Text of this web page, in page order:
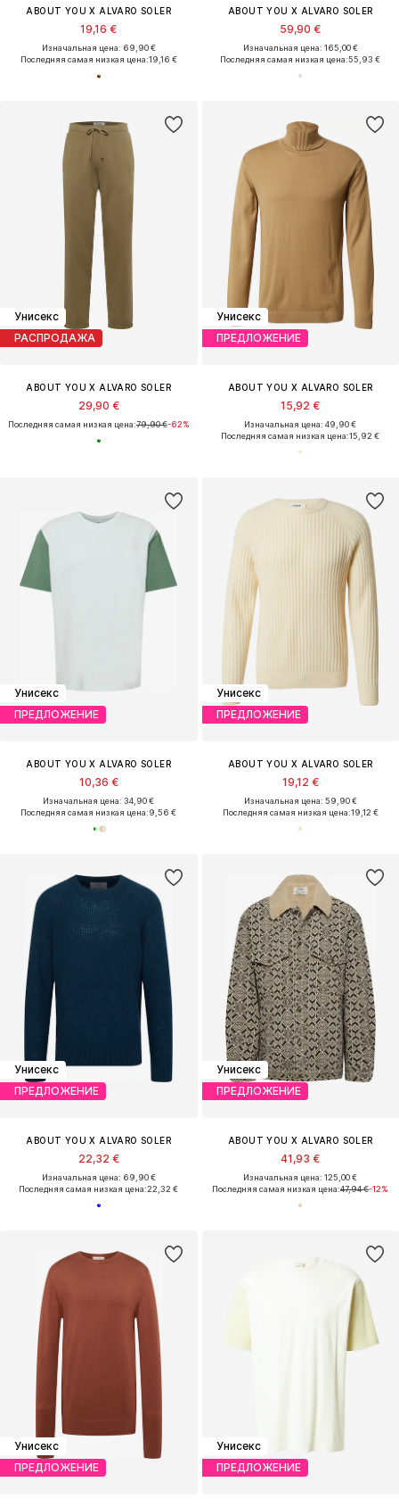
ABOUT YOU X ALVARO SOLER
19,16 €
Изначальная цена: 69,90 €
Последняя самая низкая цена:19,16 €
ABOUT YOU X ALVARO SOLER
59,90 €
Изначальная цена: 165,00 €
Последняя самая низкая цена:55,93 €
Унисекс
РАСПРОДАЖА
ABOUT YOU X ALVARO SOLER
29,90 €
Последняя самая низкая цена:79,90 €-62%
Унисекс
ПРЕДЛОЖЕНИЕ
ABOUT YOU X ALVARO SOLER
15,92 €
Изначальная цена: 49,90 €
Последняя самая низкая цена:15,92 €
Унисекс
ПРЕДЛОЖЕНИЕ
ABOUT YOU X ALVARO SOLER
10,36 €
Изначальная цена: 34,90 €
Последняя самая низкая цена:9,56 €
Унисекс
ПРЕДЛОЖЕНИЕ
ABOUT YOU X ALVARO SOLER
19,12 €
Изначальная цена: 59,90 €
Последняя самая низкая цена:19,12 €
Унисекс
ПРЕДЛОЖЕНИЕ
ABOUT YOU X ALVARO SOLER
22,32 €
Изначальная цена: 69,90 €
Последняя самая низкая цена:22,32 €
Унисекс
ПРЕДЛОЖЕНИЕ
ABOUT YOU X ALVARO SOLER
41,93 €
Изначальная цена: 125,00 €
Последняя самая низкая цена:47,94 €-12%
Унисекс
ПРЕДЛОЖЕНИЕ
Унисекс
ПРЕДЛОЖЕНИЕ